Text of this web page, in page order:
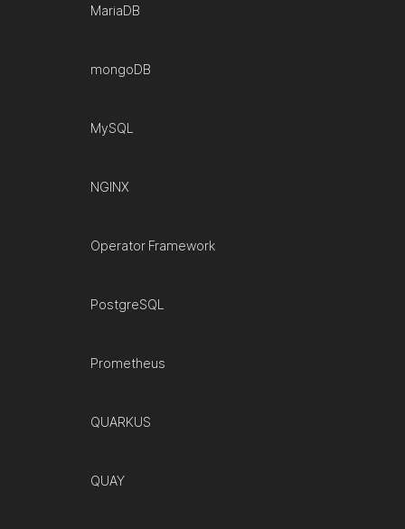
MariaDB
mongoDB
MySQL
NGINX
Operator Framework
PostgreSQL
Prometheus
QUARKUS
QUAY